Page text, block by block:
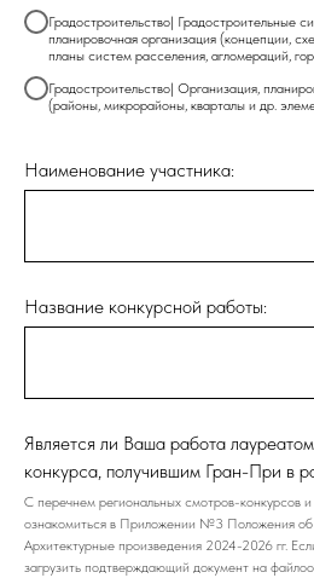
Градостроительство| Градостроительные
планировочная организация (концепции,
планы систем расселения, агломераций,
Градостроительство| Организация,
(районы, микрорайоны, кварталы и др.
Наименование участника:
Название конкурсной работы:
Является ли Ваша работа
конкурса, получившим Гран-При в
С перечнем региональных смотров-конкурсов
ознакомиться в Приложении №3 Положения об
Архитектурные произведения 2024-2026 гг.
загрузить подтверждающий документ на